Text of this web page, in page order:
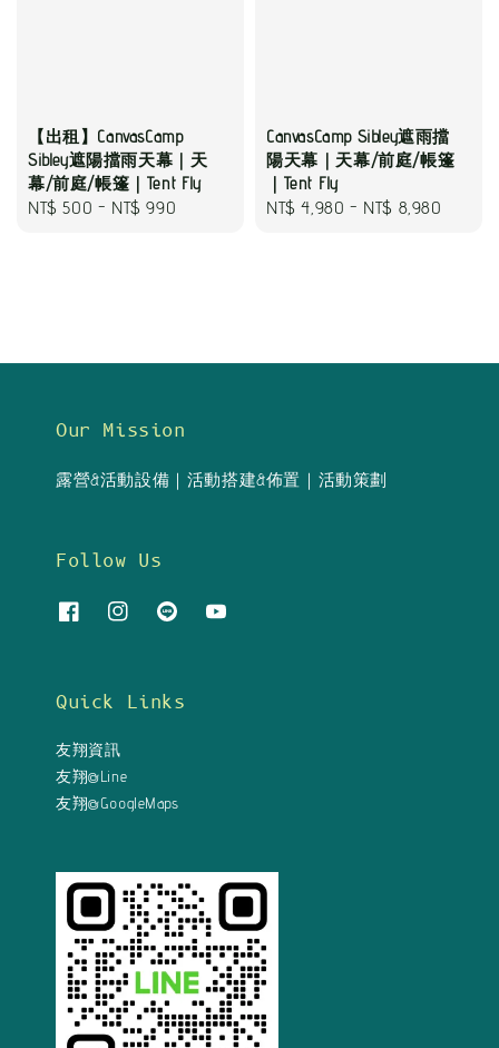
【出租】CanvasCamp
Sibley遮陽擋雨天幕｜天
幕/前庭/帳篷｜Tent Fly
Regular
NT$ 500 - NT$ 990
CanvasCamp Sibley遮雨擋
陽天幕｜天幕/前庭/帳篷
｜Tent Fly
Regular
NT$ 4,980 - NT$ 8,980
Our Mission
露營&活動設備｜活動搭建&佈置｜活動策劃
Follow Us
Quick Links
友翔資訊
友翔@Line
友翔@GoogleMaps